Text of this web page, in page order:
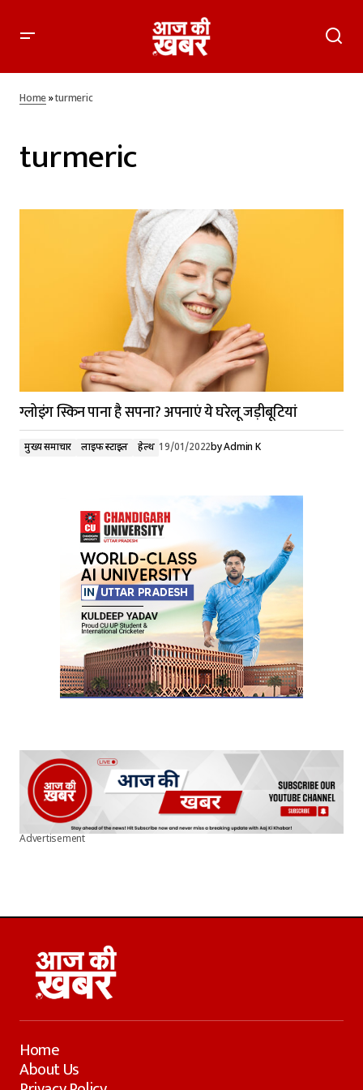
Home»turmeric
turmeric
ग्लोइंग स्किन पाना है सपना? अपनाएं ये घरेलू जड़ीबूटियां
मुख्य समाचार लाइफ स्टाइल हेल्थ 19/01/2022byAdmin K
Advertisement
Home
About Us